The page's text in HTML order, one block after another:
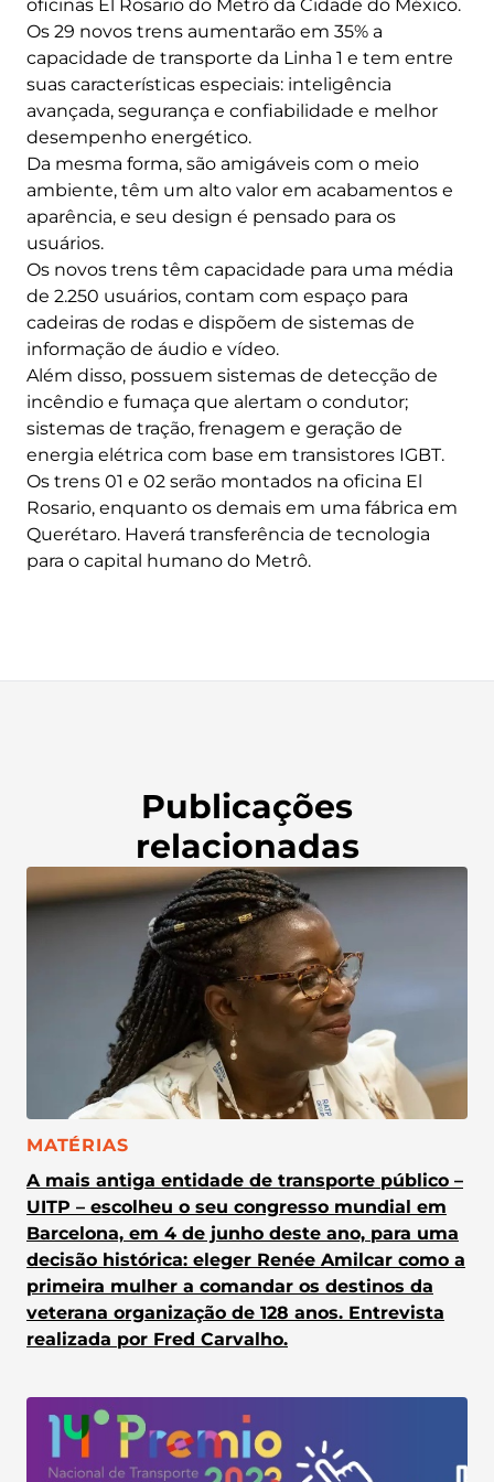
oficinas El Rosario do Metrô da Cidade do México.
Os 29 novos trens aumentarão em 35% a
capacidade de transporte da Linha 1 e tem entre
suas características especiais: inteligência
avançada, segurança e confiabilidade e melhor
desempenho energético.
Da mesma forma, são amigáveis ​​com o meio
ambiente, têm um alto valor em acabamentos e
aparência, e seu design é pensado para os
usuários.
Os novos trens têm capacidade para uma média
de 2.250 usuários, contam com espaço para
cadeiras de rodas e dispõem de sistemas de
informação de áudio e vídeo.
Além disso, possuem sistemas de detecção de
incêndio e fumaça que alertam o condutor;
sistemas de tração, frenagem e geração de
energia elétrica com base em transistores IGBT.
Os trens 01 e 02 serão montados na oficina El
Rosario, enquanto os demais em uma fábrica em
Querétaro. Haverá transferência de tecnologia
para o capital humano do Metrô.
Publicações
relacionadas
CATEGORIA:
MATÉRIAS
A mais antiga entidade de transporte público –
UITP – escolheu o seu congresso mundial em
Barcelona, em 4 de junho deste ano, para uma
decisão histórica: eleger Renée Amilcar como a
primeira mulher a comandar os destinos da
veterana organização de 128 anos. Entrevista
realizada por Fred Carvalho.